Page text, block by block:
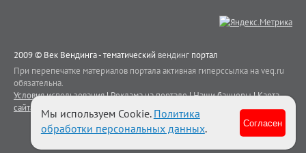
2009 © Век Вендинга - тематический вендинг портал
При перепечатке материалов портала активная гиперссылка на veq.ru
обязательна.
Условия использования|Реклама на портале|Наши баннеры|Карта
сайта
Контакты
Мы используем Cookie. Политика
обработки персональных данных. Согласен